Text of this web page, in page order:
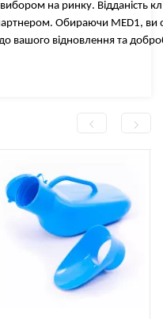
на ринку. Відданість
Обираючи MED1, ви
вашого відновлення та